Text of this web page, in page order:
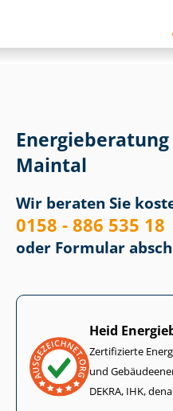
Energieberatung
Maintal
Wir beraten Sie
0158 - 886 535 18
oder Formular
Heid
Zertifizierte
und
DEKRA, IHK,